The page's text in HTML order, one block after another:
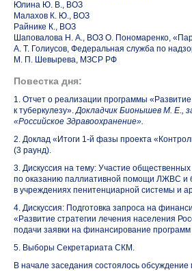
Юлина Ю. В., ВОЗ
Малахов К. Ю., ВОЗ
Райнике К., ВОЗ
Шаповалова Н. А., ВОЗ О. Пономаренко,
А. Т. Голиусов, Федеральная служба по
М. П. Шевырева, МЗСР РФ
Повестка дня:
1. Отчет о реализации программы
к туберкулезу».Докладчик Бионышев М. Е.,
«Российское Здравоохранение».
2. Доклад «Итоги 1-й фазы проекта
(3 раунд).
3. Дискуссия на тему: Участие
по оказанию паллиативной помощи ЛЖВС и
в учреждениях пенитенциарной системы и
4. Дискуссия: Подготовка запроса на
«Развитие стратегии лечения населения
подачи заявки на финансирование
5. Выборы Секретариата СКМ.
В начале заседания состоялось